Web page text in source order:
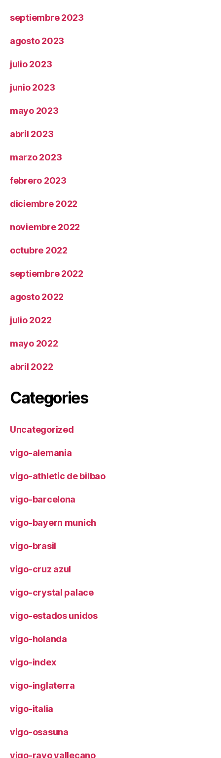
septiembre 2023
agosto 2023
julio 2023
junio 2023
mayo 2023
abril 2023
marzo 2023
febrero 2023
diciembre 2022
noviembre 2022
octubre 2022
septiembre 2022
agosto 2022
julio 2022
mayo 2022
abril 2022
Categories
Uncategorized
vigo-alemania
vigo-athletic de bilbao
vigo-barcelona
vigo-bayern munich
vigo-brasil
vigo-cruz azul
vigo-crystal palace
vigo-estados unidos
vigo-holanda
vigo-index
vigo-inglaterra
vigo-italia
vigo-osasuna
vigo-rayo vallecano